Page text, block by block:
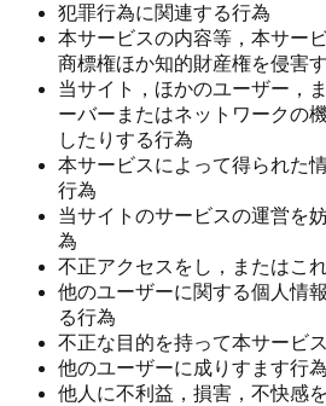
犯罪行為に関連する行為
本サービスの内容等，本サー
商標権ほか知的財産権を侵害
当サイト，ほかのユーザー，
ーバーまたはネットワークの
したりする行為
本サービスによって得られた
行為
当サイトのサービスの運営を
為
不正アクセスをし，またはこ
他のユーザーに関する個人情
る行為
不正な目的を持って本サービ
他のユーザーに成りすます行為
他人に不利益，損害，不快感